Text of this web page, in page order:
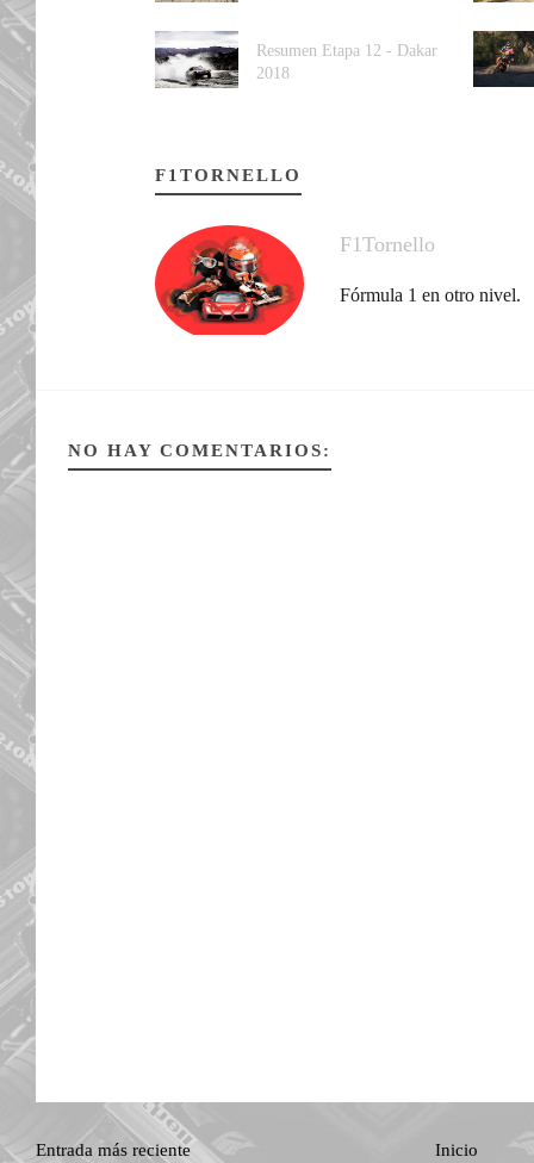
Resumen Etapa 12 - Dakar
2018
F1TORNELLO
F1Tornello
Fórmula 1 en otro nivel.
NO HAY COMENTARIOS:
Entrada más reciente Inicio